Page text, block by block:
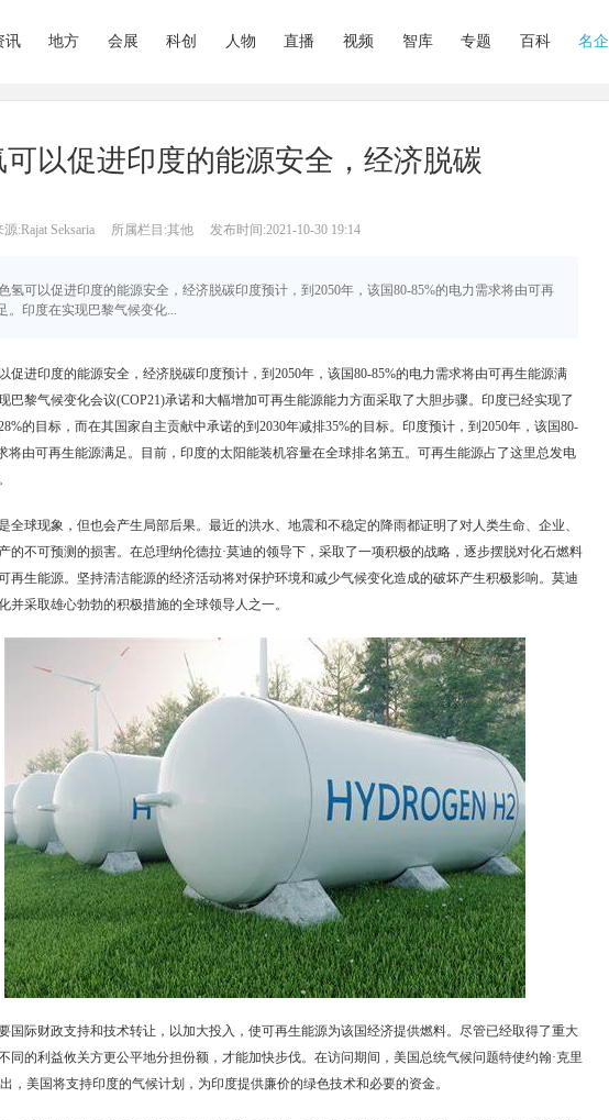
讯 地方 会展 科创 人物 直播 视频 智库 专题 百科 名企
以促进印度的能源安全，经济脱碳
源:Rajat Seksaria 所属栏目:其他 发布时间:2021-10-30 19:14
氢可以促进印度的能源安全，经济脱碳印度预计，到2050年，该国80-85%的电力需求将由可再
。印度在实现巴黎气候变化...
促进印度的能源安全，经济脱碳印度预计，到2050年，该国80-85%的电力需求将由可再生能源满
巴黎气候变化会议(COP21)承诺和大幅增加可再生能源能力方面采取了大胆步骤。印度已经实现了
的目标，而在其国家自主贡献中承诺的到2030年减排35%的目标。印度预计，到2050年，该国80-
将由可再生能源满足。目前，印度的太阳能装机容量在全球排名第五。可再生能源占了这里总发电
全球现象，但也会产生局部后果。最近的洪水、地震和不稳定的降雨都证明了对人类生命、企业、
的不可预测的损害。在总理纳伦德拉·莫迪的领导下，采取了一项积极的战略，逐步摆脱对化石燃料
再生能源。坚持清洁能源的经济活动将对保护环境和减少气候变化造成的破坏产生积极影响。莫迪
并采取雄心勃勃的积极措施的全球领导人之一。
国际财政支持和技术转让，以加大投入，使可再生能源为该国经济提供燃料。尽管已经取得了重大
同的利益攸关方更公平地分担份额，才能加快步伐。在访问期间，美国总统气候问题特使约翰·克里
，美国将支持印度的气候计划，为印度提供廉价的绿色技术和必要的资金。